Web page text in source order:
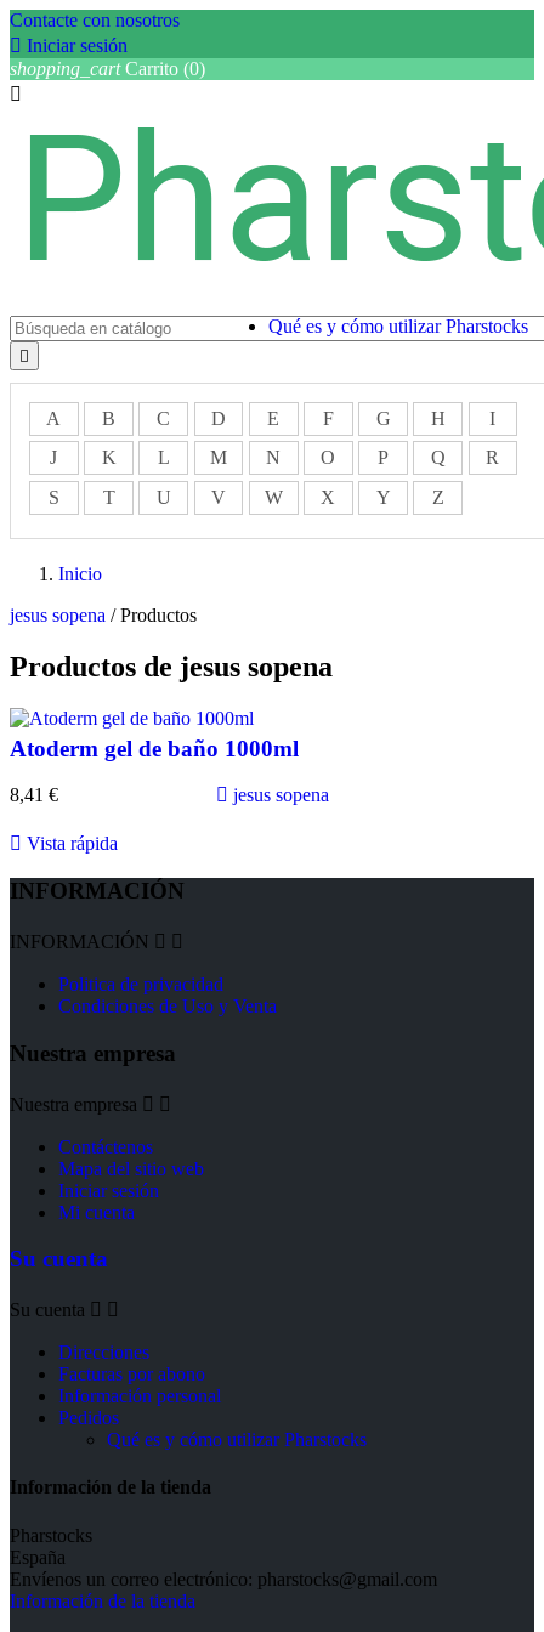
Contacte con nosotros
 Iniciar sesión
shopping_cart Carrito (0)


A B C D E F G H
I
J
K L M N O P Q
R
S
T U V W X Y Z
Qué es y cómo utilizar Pharstocks
Inicio
jesus sopena /Productos
Productos de jesus sopena
Atoderm gel de baño 1000ml
8,41 € jesus sopena
 Vista rápida
INFORMACIÓN
INFORMACIÓN  
Politica de privacidad
Condiciones de Uso y Venta
Nuestra empresa
Nuestra empresa  
Contáctenos
Mapa del sitio web
Iniciar sesión
Mi cuenta
Su cuenta
Su cuenta  
Direcciones
Facturas por abono
Información personal
Pedidos
Qué es y cómo utilizar Pharstocks
Información de la tienda
Pharstocks
España
Envíenos un correo electrónico: pharstocks@gmail.com
Información de la tienda